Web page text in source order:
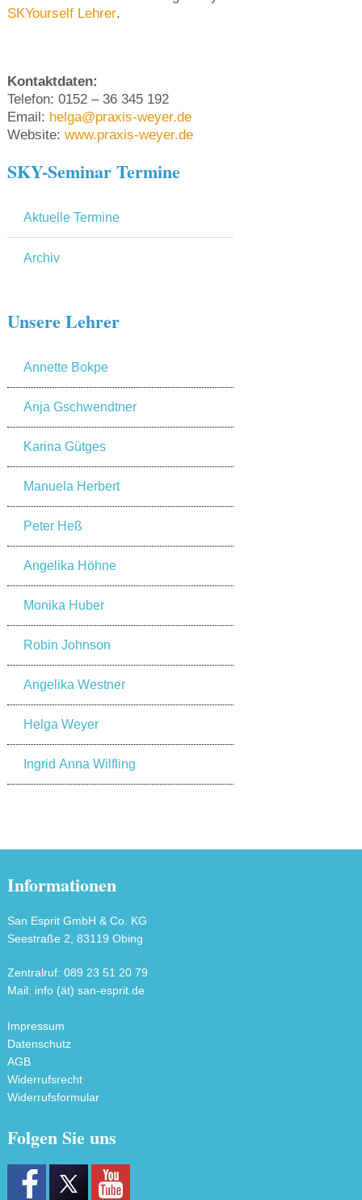
SKYourself Lehrer.
Kontaktdaten:
Telefon: 0152 – 36 345 192
Email: helga@praxis-weyer.de
Website: www.praxis-weyer.de
SKY-Seminar Termine
Aktuelle Termine
Archiv
Unsere Lehrer
Annette Bokpe
Anja Gschwendtner
Karina Gütges
Manuela Herbert
Peter Heß
Angelika Höhne
Monika Huber
Robin Johnson
Angelika Westner
Helga Weyer
Ingrid Anna Wilfling
Informationen
San Esprit GmbH & Co. KG
Seestraße 2, 83119 Obing
Zentralruf: 089 23 51 20 79
Mail: info (ät) san-esprit.de
Impressum
Datenschutz
AGB
Widerrufsrecht
Widerrufsformular
Folgen Sie uns